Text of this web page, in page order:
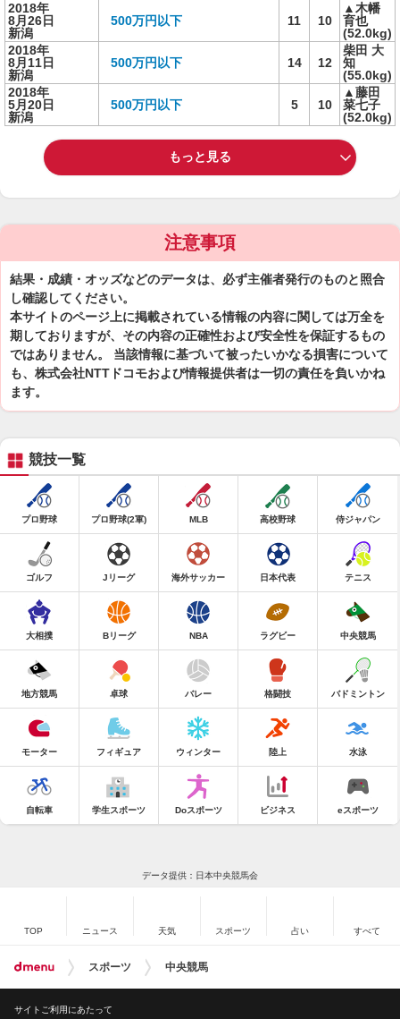
2018年
8月26日
新潟
500万円以下 11 10
▲木幡
育也
(52.0kg)
2018年
8月11日
新潟
500万円以下 14 12
柴田 大
知
(55.0kg)
2018年
5月20日
新潟
500万円以下 5 10
▲藤田
菜七子
(52.0kg)
もっと見る
注意事項
結果・成績・オッズなどのデータは、必ず主催者発行のものと照合
し確認してください。
本サイトのページ上に掲載されている情報の内容に関しては万全を
期しておりますが、その内容の正確性および安全性を保証するもの
ではありません。 当該情報に基づいて被ったいかなる損害について
も、株式会社NTTドコモおよび情報提供者は一切の責任を負いかね
ます。
競技一覧
プロ野球 プロ野球(2軍) MLB 高校野球 侍ジャパン
ゴルフ Jリーグ 海外サッカー 日本代表 テニス
大相撲 Bリーグ NBA ラグビー 中央競馬
地方競馬 卓球 バレー 格闘技 バドミントン
モーター フィギュア ウィンター 陸上 水泳
自転車 学生スポーツ Doスポーツ ビジネス eスポーツ
データ提供：日本中央競馬会
TOP ニュース 天気 スポーツ 占い すべて
スポーツ 中央競馬
サイトご利用にあたって